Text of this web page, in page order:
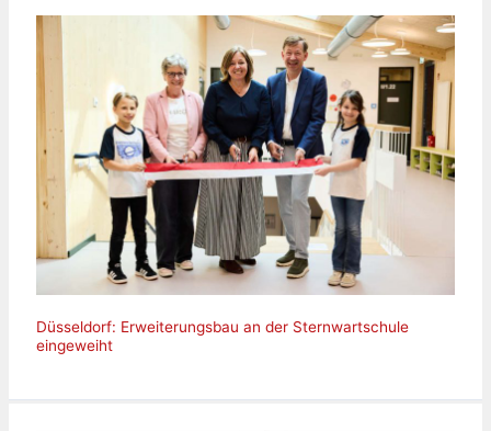
Düsseldorf: Erweiterungsbau an der Sternwartschule
eingeweiht